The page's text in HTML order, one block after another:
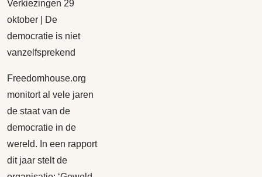
Verkiezingen 29
oktober | De
democratie is niet
vanzelfsprekend
Freedomhouse.org
monitort al vele jaren
de staat van de
democratie in de
wereld. In een rapport
dit jaar stelt de